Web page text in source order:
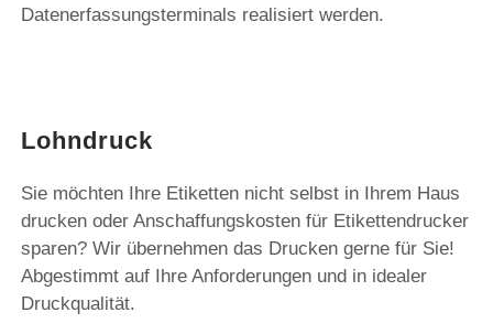
Datenerfassungsterminals realisiert werden.
Lohndruck
Sie möchten Ihre Etiketten nicht selbst in Ihrem Haus
drucken oder Anschaffungskosten für Etikettendrucker
sparen? Wir übernehmen das Drucken gerne für Sie!
Abgestimmt auf Ihre Anforderungen und in idealer
Druckqualität.